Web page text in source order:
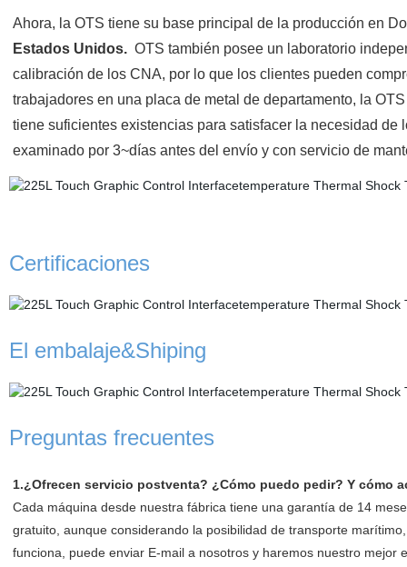
Ahora, la OTS tiene su base principal de la producción en
Estados Unidos. OTS también posee un laboratorio
calibración de los CNA, por lo que los clientes pueden
trabajadores en una placa de metal de departamento, la
tiene suficientes existencias para satisfacer la necesidad
examinado por 3~días antes del envío y con servicio de
Certificaciones
El embalaje&Shiping
Preguntas frecuentes
1.¿Ofrecen servicio postventa? ¿Cómo puedo pedir? Y cómo
Cada máquina desde nuestra fábrica tiene una garantía de 14
gratuito, aunque considerando la posibilidad de transporte
funciona, puede enviar E-mail a nosotros y haremos nuestro